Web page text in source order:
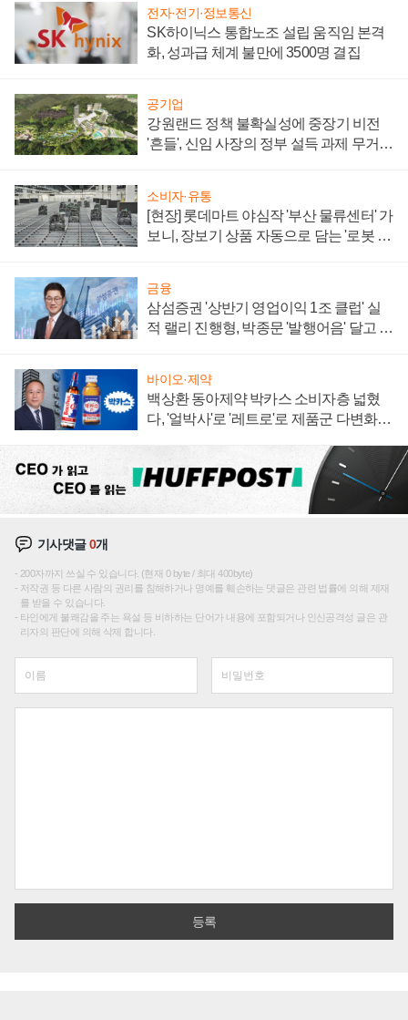
전자·전기·정보통신
SK하이닉스 통합노조 설립 움직임 본격
화, 성과급 체계 불만에 3500명 결집
공기업
강원랜드 정책 불확실성에 중장기 비전
'흔들', 신임 사장의 정부 설득 과제 무거워
소비자·유통
[현장] 롯데마트 야심작 '부산 물류센터' 가
보니, 장보기 상품 자동으로 담는 '로봇 40
금융
삼섬증권 '상반기 영업이익 1조 클럽' 실
적 랠리 진행형, 박종문 '발행어음' 달고 연
바이오·제약
백상환 동아제약 박카스 소비자층 넓혔
다, '얼박사'로 '레트로'로 제품군 다변화
기사댓글0개
200자까지 쓰실 수 있습니다. (현재 0 byte / 최대 400byte)
저작권 등 다른 사람의 권리를 침해하거나 명예를 훼손하는 댓글은 관련 법률에 의해 제재
를 받을 수 있습니다.
타인에게 불쾌감을 주는 욕설 등 비하하는 단어가 내용에 포함되거나 인신공격성 글은 관
리자의 판단에 의해 삭제 합니다.